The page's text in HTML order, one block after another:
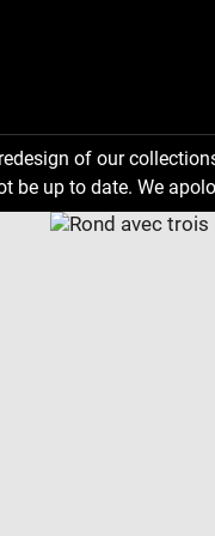
of our
be up to date. We